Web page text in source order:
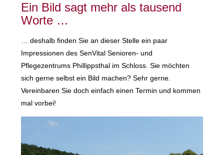
Ein Bild sagt mehr als tausend
Worte …
… deshalb finden Sie an dieser Stelle ein paar
Impressionen des SenVital Senioren- und
Pflegezentrums Phillippsthal im Schloss. Sie möchten
sich gerne selbst ein Bild machen? Sehr gerne.
Vereinbaren Sie doch einfach einen Termin und kommen
mal vorbei!